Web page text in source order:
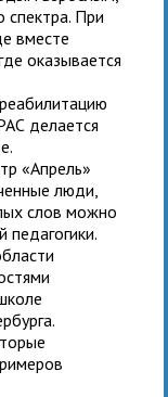
спектра. При
вместе
оказывается
делается
«Апрель»
люди,
слов можно
педагогики.